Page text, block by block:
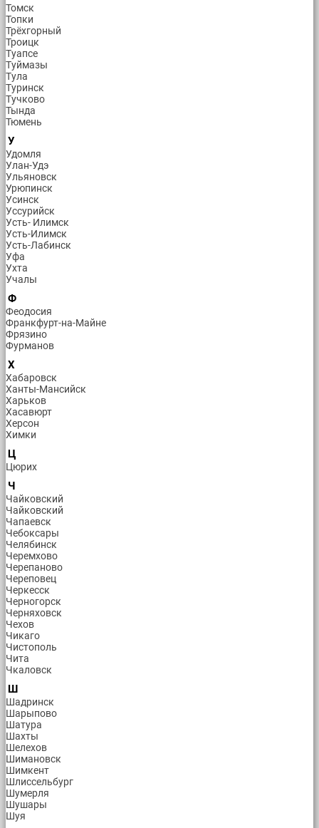
Томск
Топки
Трёхгорный
Троицк
Туапсе
Туймазы
Тула
Туринск
Тучково
Тында
Тюмень
У
Удомля
Улан-Удэ
Ульяновск
Урюпинск
Усинск
Уссурийск
Усть- Илимск
Усть-Илимск
Усть-Лабинск
Уфа
Ухта
Учалы
Ф
Феодосия
Франкфурт-на-Майне
Фрязино
Фурманов
Х
Хабаровск
Ханты-Мансийск
Харьков
Хасавюрт
Херсон
Химки
Ц
Цюрих
Ч
Чайковский
Чайковский
Чапаевск
Чебоксары
Челябинск
Черемхово
Черепаново
Череповец
Черкесск
Черногорск
Черняховск
Чехов
Чикаго
Чистополь
Чита
Чкаловск
Ш
Шадринск
Шарыпово
Шатура
Шахты
Шелехов
Шимановск
Шимкент
Шлиссельбург
Шумерля
Шушары
Шуя